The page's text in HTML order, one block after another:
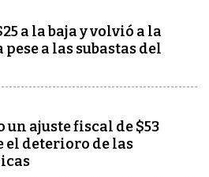
a la baja y volvió a la
a las subastas del
ajuste fiscal de $53
el deterioro de las